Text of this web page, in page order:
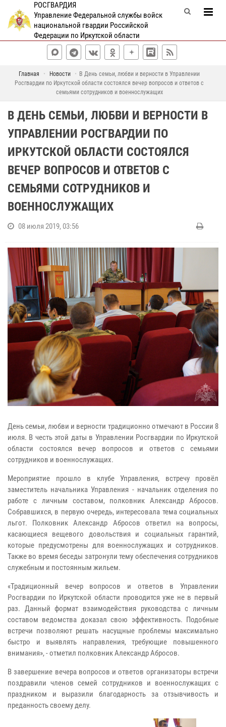
РОСГВАРДИЯ
Управление Федеральной службы войск
национальной гвардии Российской
Федерации по Иркутской области
Главная Новости
В День семьи, любви и верности в Управлении
Росгвардии по Иркутской области состоялся вечер вопросов и ответов с
семьями сотрудников и военнослужащих
В ДЕНЬ СЕМЬИ, ЛЮБВИ И ВЕРНОСТИ В
УПРАВЛЕНИИ РОСГВАРДИИ ПО
ИРКУТСКОЙ ОБЛАСТИ СОСТОЯЛСЯ
ВЕЧЕР ВОПРОСОВ И ОТВЕТОВ С
СЕМЬЯМИ СОТРУДНИКОВ И
ВОЕННОСЛУЖАЩИХ
08 июля 2019, 03:56
День семьи, любви и верности традиционно отмечают в России 8
июля. В честь этой даты в Управлении Росгвардии по Иркутской
области состоялся вечер вопросов и ответов с семьями
сотрудников и военнослужащих.
Мероприятие прошло в клубе Управления, встречу провёл
заместитель начальника Управления - начальник отделения по
работе с личным составом, полковник Александр Абросов.
Собравшихся, в первую очередь, интересовала тема социальных
льгот. Полковник Александр Абросов ответил на вопросы,
касающиеся вещевого довольствия и социальных гарантий,
которые предусмотрены для военнослужащих и сотрудников.
Также во время беседы затронули тему обеспечения сотрудников
служебным и постоянным жильем.
«Традиционный вечер вопросов и ответов в Управлении
Росгвардии по Иркутской области проводится уже не в первый
раз. Данныйформат взаимодействия руководства с личным
составом ведомства доказал свою эффективность. Подобные
встречи позволяют решать насущные проблемы максимально
быстро и выявлять направления, требующие повышенного
внимания», - отметил полковник Александр Абросов.
В завершение вечера вопросов и ответов организаторы встречи
поздравили членов семей сотрудников и военнослужащих с
праздником и выразили благодарность за отзывчивость и
преданность своему делу.